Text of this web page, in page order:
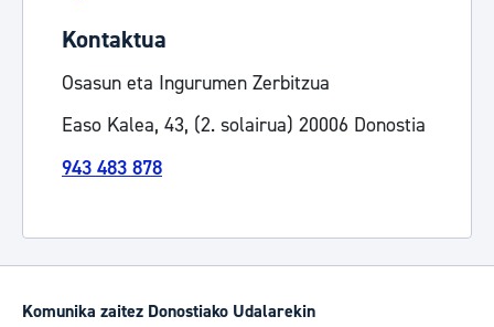
Kontaktua
Osasun eta Ingurumen Zerbitzua
Easo Kalea, 43, (2. solairua) 20006 Donostia
943 483 878
Komunika zaitez Donostiako Udalarekin